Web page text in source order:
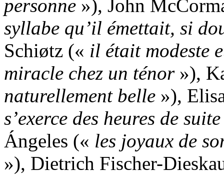
personne »), John
syllabe qu’il émettait, si
Schiøtz (« il était modeste
miracle chez un ténor»),
naturellement belle »),
s’exerce des heures de
Ángeles (« les joyaux de
»), Dietrich Fischer-